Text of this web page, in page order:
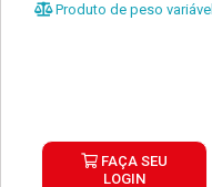
Produto de peso variável
FAÇA SEU
LOGIN